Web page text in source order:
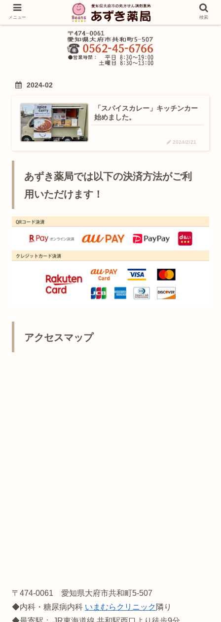
2024-02
「スパイスカレー」キッチンカー
始めました。
2024/2/21
あずき薬局では以下の決済方法がご利
用いただけます！
アクセスマップ
〒474-0061 愛知県大府市共和町5-507
◆内科・糖尿病内科 いまむらクリニック 隣り
メニュー 検索